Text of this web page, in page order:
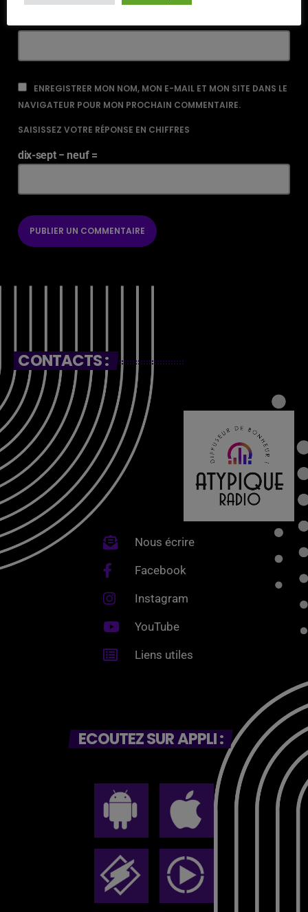
ENREGISTRER MON NOM, MON E-MAIL ET MON SITE DANS LE
NAVIGATEUR POUR MON PROCHAIN COMMENTAIRE.
SAISISSEZ VOTRE RÉPONSE EN CHIFFRES
dix-sept − neuf =
CONTACTS :
Nous écrire
Facebook
Instagram
YouTube
Liens utiles
ECOUTEZ SUR APPLI :